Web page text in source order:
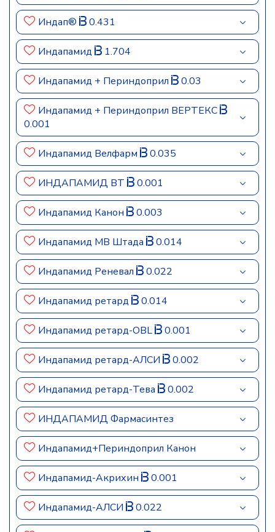
Индап® 0.431
Индапамид 1.704
Индапамид + Периндоприл 0.03
Индапамид + Периндоприл ВЕРТЕКС
0.001
Индапамид Велфарм 0.035
ИНДАПАМИД ВТ 0.001
Индапамид Канон 0.003
Индапамид МВ Штада 0.014
Индапамид Реневал 0.022
Индапамид ретард 0.014
Индапамид ретард-OBL 0.001
Индапамид ретард-АЛСИ 0.002
Индапамид ретард-Тева 0.002
ИНДАПАМИД Фармасинтез
Индапамид+Периндоприл Канон
Индапамид-Акрихин 0.001
Индапамид-АЛСИ 0.022